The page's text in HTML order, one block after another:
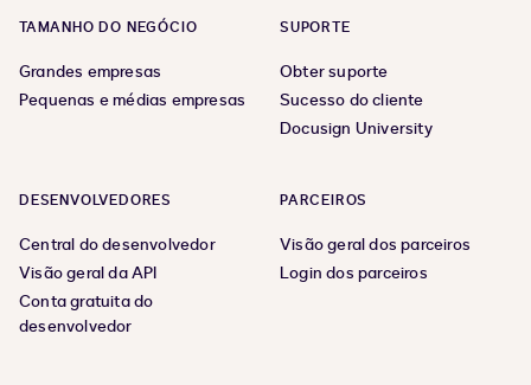
TAMANHO DO NEGÓCIO
Grandes empresas
Pequenas e médias empresas
SUPORTE
Obter suporte
Sucesso do cliente
Docusign University
DESENVOLVEDORES
Central do desenvolvedor
Visão geral da API
Conta gratuita do
desenvolvedor
PARCEIROS
Visão geral dos parceiros
Login dos parceiros